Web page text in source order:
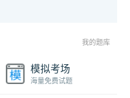
我的题库
模拟考场
海量免费试题